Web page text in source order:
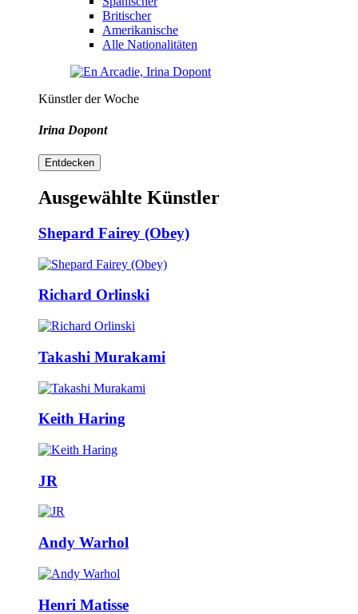
Britischer
Amerikanische
Alle Nationalitäten
Künstler der Woche
Irina Dopont
Entdecken
Ausgewählte Künstler
Shepard Fairey (Obey)
Richard Orlinski
Takashi Murakami
Keith Haring
JR
Andy Warhol
Henri Matisse